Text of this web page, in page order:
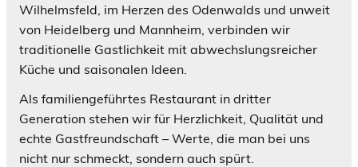
Wilhelmsfeld, im Herzen des Odenwalds und unweit
von Heidelberg und Mannheim, verbinden wir
traditionelle Gastlichkeit mit abwechslungsreicher
Küche und saisonalen Ideen.
Als familiengeführtes Restaurant in dritter
Generation stehen wir für Herzlichkeit, Qualität und
echte Gastfreundschaft – Werte, die man bei uns
nicht nur schmeckt, sondern auch spürt.